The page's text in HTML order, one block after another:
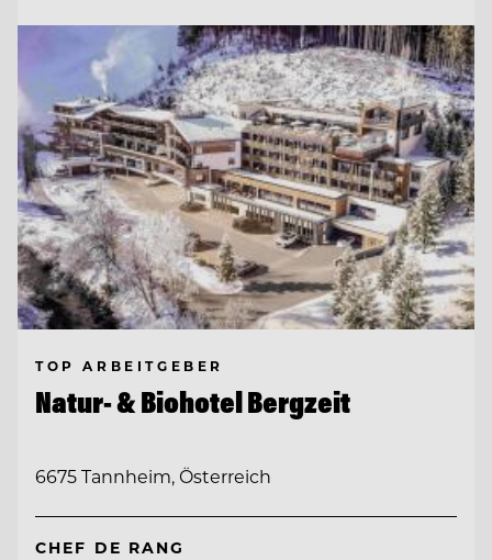
TOP ARBEITGEBER
Natur- & Biohotel Bergzeit
6675 Tannheim, Österreich
CHEF DE RANG